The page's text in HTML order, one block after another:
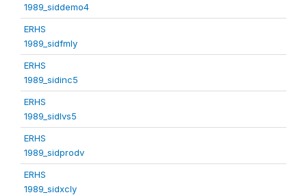
1989_siddemo4
ERHS
1989_sidfmly
ERHS
1989_sidinc5
ERHS
1989_sidlvs5
ERHS
1989_sidprodv
ERHS
1989_sidxcly